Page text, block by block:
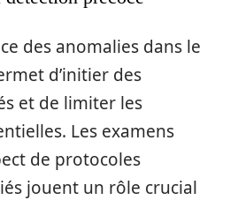
des anomalies dans le
d’initier des
et de limiter les
Les examens
de protocoles
jouent un rôle crucial